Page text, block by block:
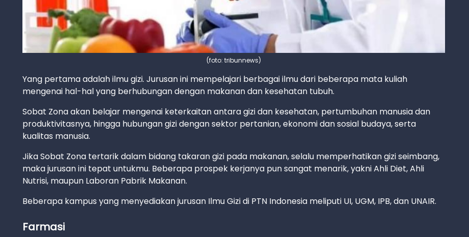
(foto: tribunnews)
Yang pertama adalah ilmu gizi. Jurusan ini mempelajari berbagai ilmu dari beberapa mata kuliah
mengenai hal-hal yang berhubungan dengan makanan dan kesehatan tubuh.
Sobat Zona akan belajar mengenai keterkaitan antara gizi dan kesehatan, pertumbuhan manusia dan
produktivitasnya, hingga hubungan gizi dengan sektor pertanian, ekonomi dan sosial budaya, serta
kualitas manusia.
Jika Sobat Zona tertarik dalam bidang takaran gizi pada makanan, selalu memperhatikan gizi seimbang,
maka jurusan ini tepat untukmu. Beberapa prospek kerjanya pun sangat menarik, yakni Ahli Diet, Ahli
Nutrisi, maupun Laboran Pabrik Makanan.
Beberapa kampus yang menyediakan jurusan Ilmu Gizi di PTN Indonesia meliputi UI, UGM, IPB, dan UNAIR.
Farmasi